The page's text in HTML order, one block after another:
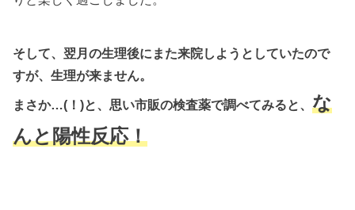
そして、翌月の生理後にまた来院しようとしていたので
すが、生理が来ません。
まさか…(！)と、思い市販の検査薬で調べてみると、な
んと陽性反応！